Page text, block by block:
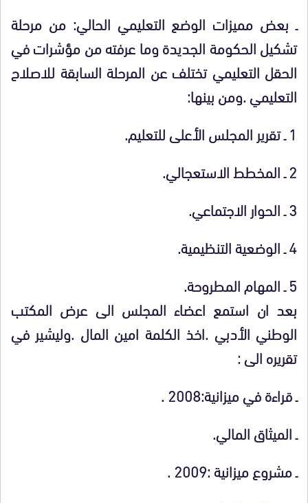
ـ بعض مميزات الوضع التعليمي الحالي: من مرحلة
تشكيل الحكومة الجديدة وما عرفته من مؤشرات في
الحقل التعليمي تختلف عن المرحلة السابقة للاصلاح
التعليمي .ومن بينها:
1 ـ تقرير المجلس الأعلى للتعليم.
2 ـ المخطط الاستعجالي.
3 ـ الحوار الاجتماعي.
4 ـ الوضعية التنظيمية.
5 ـ المهام المطروحة.
بعد ان استمع اعضاء المجلس الى عرض المكتب
الوطني الأدبي .اخذ الكلمة امين المال .وليشير في
تقريره الى :
ـ قراءة في ميزانية:2008 .
ـ الميثاق المالي.
ـ مشروع ميزانية :2009 .